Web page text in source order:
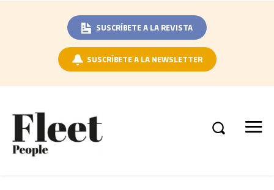
SUSCRÍBETE A LA REVISTA
SUSCRÍBETE A LA NEWSLETTER